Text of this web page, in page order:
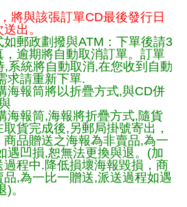
將與該張訂單CD最後發行日
出。
如郵政劃撥與ATM：下單後請3
，逾期將自動取消訂單。訂單
,系統將自動取消,在您收到自動
求請重新下單.
海報筒將以折疊方式,與CD併
海報筒,海報將折疊方式,隨貨
貨完成後,另郵局掛號寄出，
品贈送之海報為非賣品,為一
遇凹損,恕無法更換與退。(加
程中.降低損壞海報毀損，商
,為一比一贈送,派送過程如遇
。